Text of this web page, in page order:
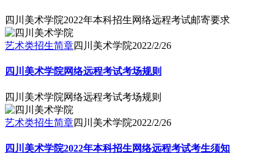
四川美术学院2022年本科招生网络远程考试邮寄要求
艺术类招生简章四川美术学院2022/2/26
四川美术学院网络远程考试考场规则
四川美术学院网络远程考试考场规则
艺术类招生简章四川美术学院2022/2/26
四川美术学院2022年本科招生网络远程考试考生须知